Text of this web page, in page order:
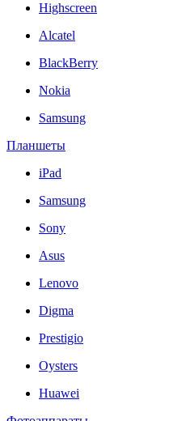
Highscreen
Alcatel
BlackBerry
Nokia
Samsung
Планшеты
iPad
Samsung
Sony
Asus
Lenovo
Digma
Prestigio
Oysters
Huawei